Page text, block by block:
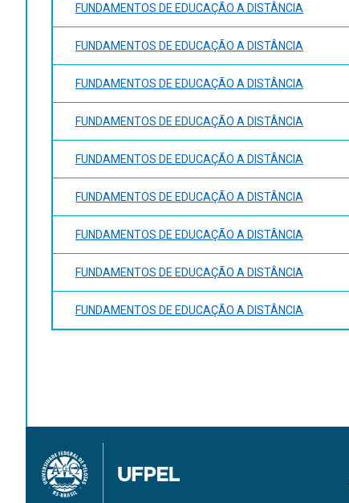
FUNDAMENTOS DE EDUCAÇÃO A DISTÂNCIA
FUNDAMENTOS DE EDUCAÇÃO A DISTÂNCIA
FUNDAMENTOS DE EDUCAÇÃO A DISTÂNCIA
FUNDAMENTOS DE EDUCAÇÃO A DISTÂNCIA
FUNDAMENTOS DE EDUCAÇÃO A DISTÂNCIA
FUNDAMENTOS DE EDUCAÇÃO A DISTÂNCIA
FUNDAMENTOS DE EDUCAÇÃO A DISTÂNCIA
FUNDAMENTOS DE EDUCAÇÃO A DISTÂNCIA
FUNDAMENTOS DE EDUCAÇÃO A DISTÂNCIA